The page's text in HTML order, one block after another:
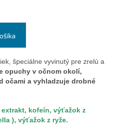
špeciálne vyvinutý pre zrelú a
opuchy v očnom okolí,
očami a vyhladzuje drobné
kofeín, výťažok z
), výťažok z ryže.